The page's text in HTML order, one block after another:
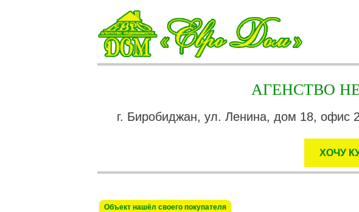
АГЕНСТВО
г. Биробиджан, ул. Ленина, дом 18, офис
ХОЧУ
Объект нашёл своего покупателя